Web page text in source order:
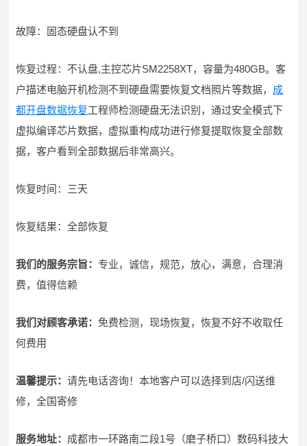
故障：固态硬盘认不到
恢复过程：不认盘,主控芯片SM2258XT，容量为480GB。客
户描述电脑开机检测不到硬盘需要恢复文档照片等数据， 成
都开盘数据恢复工程师检测硬盘无法识别，通过安全模式下
虚拟编译芯片数据，虚拟重构成功进行修复提取恢复全部数
据，客户看到全部数据后非常高兴。
恢复时间：三天
恢复结果：全部恢复
我们的服务宗旨：专业，诚信，规范，放心，满意，合理消
费，值得信赖
我们对顾客承诺： 免费检测，现场恢复，恢复不好不收取任
何费用
温馨提示：请先电话咨询！本地客户可以选择到店/闪送维
修，全国寄修
服务地址： 成都市一环路南二段1号（磨子桥口）数码科技大